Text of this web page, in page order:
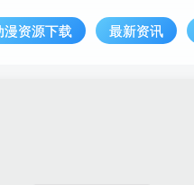
漫资源下载 最新资讯